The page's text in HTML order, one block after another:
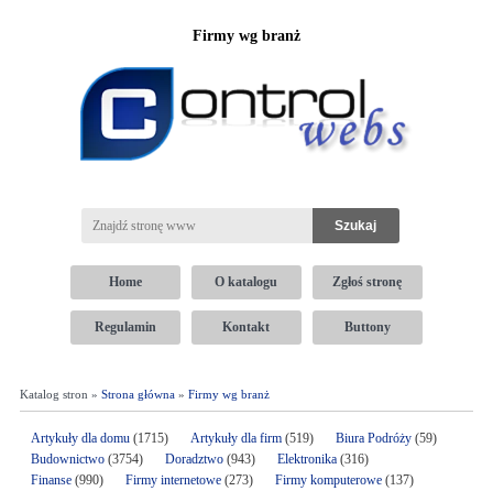
Firmy wg branż
Home O katalogu Zgłoś stronę
Regulamin Kontakt Buttony
Katalog stron » Strona główna» Firmy wg branż
Artykuły dla domu(1715) Artykuły dla firm(519) Biura Podróży(59)
Budownictwo(3754) Doradztwo(943) Elektronika (316)
Finanse(990) Firmy internetowe (273) Firmy komputerowe(137)